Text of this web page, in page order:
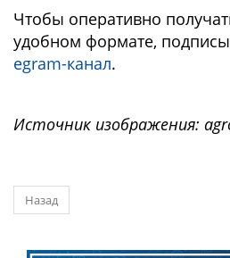
Чтобы оперативно
удобном формате,
egram-канал.
Источник изображения:
Назад